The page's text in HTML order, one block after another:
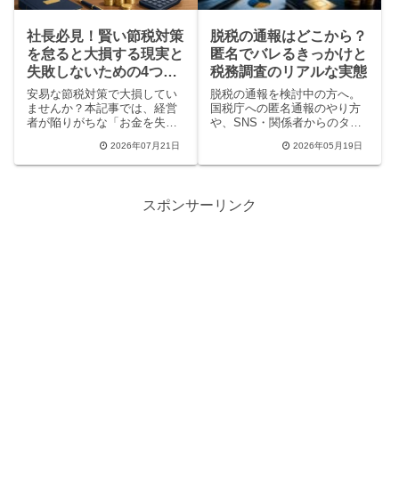
社長必見！賢い節税対策
を怠ると大損する現実と
失敗しないための4つの
ポイント
安易な節税対策で大損してい
ませんか？本記事では、経営
者が陥りがちな「お金を失う
査リスクを徹底解説。出口戦
略のない保険・投資の落とし
と、信頼できる税理士の選び
2026年07月21日
脱税の通報はどこから？
匿名でバレるきっかけと
税務調査のリアルな実態
脱税の通報を検討中の方へ。
国税庁への匿名通報のやり方
や、SNS・関係者からのタレ
を徹底解説します。元従業員
や元配偶者による告発の動
べきリスクと真実をまとめま
2026年05月19日
スポンサーリンク